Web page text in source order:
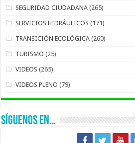
SEGURIDAD CIUDADANA (265)
SERVICIOS HIDRÁULICOS (171)
TRANSICIÓN ECOLÓGICA (260)
TURISMO (25)
VIDEOS (265)
VIDEOS PLENO (79)
SÍGUENOS EN…